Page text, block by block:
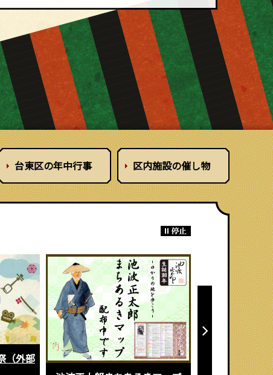
台東区の年中行事 区内施設の催し物
上野の山文化ゾーン
江戸まちたい